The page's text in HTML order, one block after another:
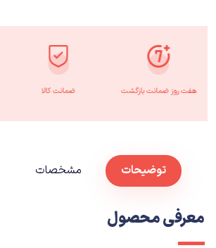
هفت روز ضمانت بازگشت ضمانت کالا
توضیحات مشخصات
معرفی محصول